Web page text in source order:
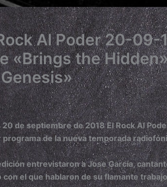
Al Poder 20-09-
«Brings the
20 de septiembre de 2018 El Rock Al
programa de la nueva temporada
entrevistaron a Jose García,
el que hablaron de su flamante